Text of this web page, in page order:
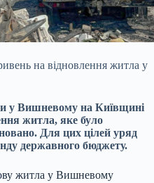
на відновлення житла у
у Вишневому на Київщині
житла, яке було
Для цих цілей уряд
державного бюджету.
житла у Вишневому